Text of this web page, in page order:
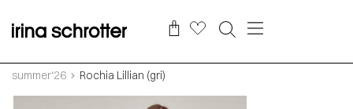
summer‘26 Rochia Lillian (gri)